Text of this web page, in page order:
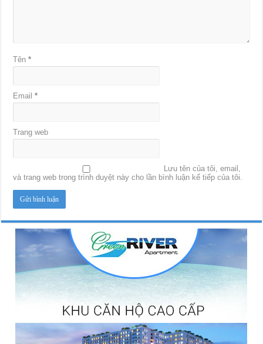
Tên*
Email*
Trang web
Lưu tên của tôi, email,
và trang web trong trình duyệt này cho lần bình luận kế tiếp của tôi.